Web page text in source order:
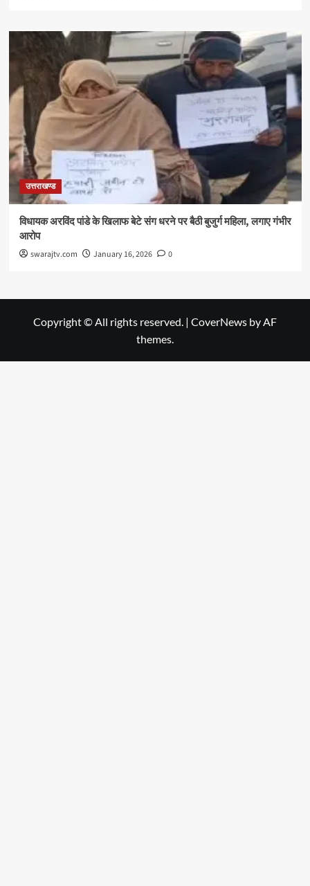
उत्तराखण्ड
विधायक अरविंद पांडे के खिलाफ बेटे संग धरने पर बैठी बुजुर्ग महिला, लगाए गंभीर
आरोप
swarajtv.com January 16, 2026 0
Copyright © All rights reserved. | CoverNews by AF
themes.